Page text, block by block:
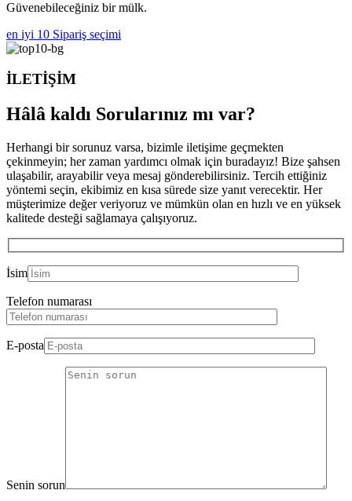
Güvenebileceğiniz bir mülk.
en iyi 10 Sipariş seçimi
İLETİŞİM
Hâlâ kaldı Sorularınız mı var?
Herhangi bir sorunuz varsa, bizimle iletişime geçmekten
çekinmeyin; her zaman yardımcı olmak için buradayız! Bize şahsen
ulaşabilir, arayabilir veya mesaj gönderebilirsiniz. Tercih ettiğiniz
yöntemi seçin, ekibimiz en kısa sürede size yanıt verecektir. Her
müşterimize değer veriyoruz ve mümkün olan en hızlı ve en yüksek
kalitede desteği sağlamaya çalışıyoruz.
İsim
Telefon numarası
E-posta
Senin sorun